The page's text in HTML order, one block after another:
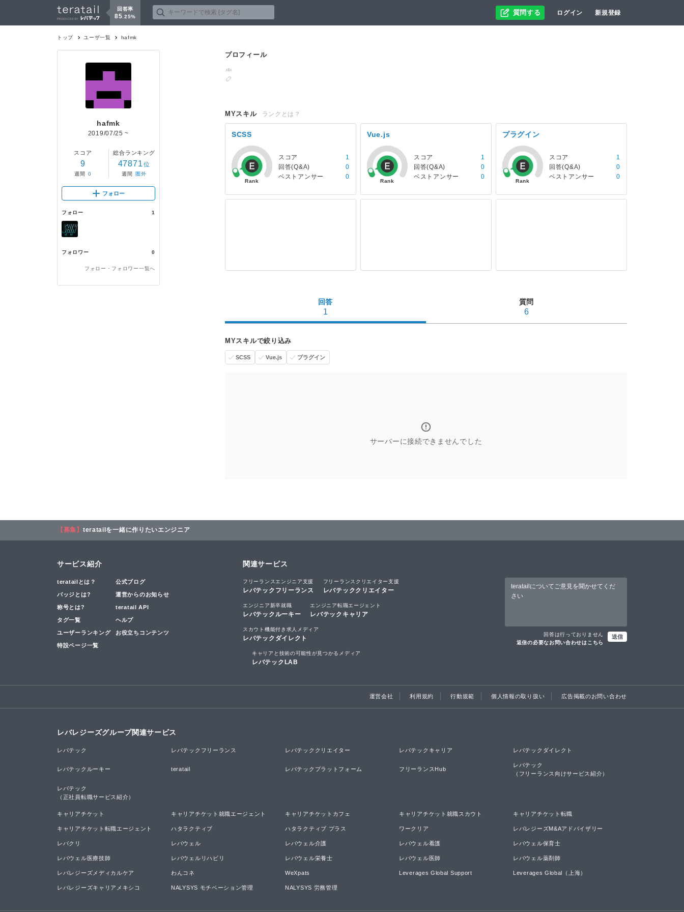
回答率
85 25% 質問する ログイン 新規登録
トップ ユーザ一覧 hafmk
hafmk
2019/07/25 ~
スコア
9
週間 0
総合ランキング
47871 位
週間 圏外
フォロー
フォロー 1
フォロワー 0
フォロー・フォロワー一覧へ
プロフィール
MYスキル ランクとは？
SCSS
スコア
1
回答(Q&A)
0
ベストアンサー
0
Vue.js
スコア
1
回答(Q&A)
0
ベストアンサー
0
プラグイン
スコア
1
回答(Q&A)
0
ベストアンサー
0
回答
1
質問
6
MYスキルで絞り込み
SCSS Vue.js プラグイン
サーバーに接続できませんでした
【募集】 teratailを一緒に作りたいエンジニア
サービス紹介
teratailとは？ 公式ブログ
バッジとは? 運営からのお知らせ
称号とは? teratail API
タグ一覧 ヘルプ
ユーザーランキング お役立ちコンテンツ
特設ページ一覧
関連サービス
フリーランスエンジニア支援
レバテックフリーランス
フリーランスクリエイター支援
レバテッククリエイター
エンジニア新卒就職
レバテックルーキー
エンジニア転職エージェント
レバテックキャリア
スカウト機能付き求人メディア
レバテックダイレクト
キャリアと技術の可能性が見つかるメディア
レバテックLAB
回答は行っておりません
返信の必要なお問い合わせはこちら
送信
運営会社 利用規約 行動規範 個人情報の取り扱い 広告掲載のお問い合わせ
レバレジーズグループ関連サービス
レバテック レバテックフリーランス レバテッククリエイター レバテックキャリア レバテックダイレクト
レバテックルーキー teratail レバテックプラットフォーム フリーランスHub
レバテック
（フリーランス向けサービス紹介）
レバテック
（正社員転職サービス紹介）
キャリアチケット キャリアチケット就職エージェント キャリアチケットカフェ キャリアチケット就職スカウト キャリアチケット転職
キャリアチケット転職エージェント ハタラクティブ ハタラクティブ プラス ワークリア レバレジーズM&Aアドバイザリー
レバクリ レバウェル レバウェル介護 レバウェル看護 レバウェル保育士
レバウェル医療技師 レバウェルリハビリ レバウェル栄養士 レバウェル医師 レバウェル薬剤師
レバレジーズメディカルケア わんコネ WeXpats Leverages Global Support Leverages Global（上海）
レバレジーズキャリアメキシコ NALYSYS モチベーション管理 NALYSYS 労務管理